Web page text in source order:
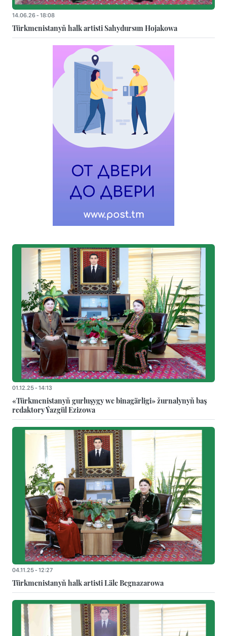
14.06.26 - 18:08
Türkmenistanyň halk artisti Sahydursun Hojakowa
01.12.25 - 14:13
«Türkmenistanyň gurluşygy we binagärligi» žurnalynyň baş
redaktory Ýazgül Ezizowa
04.11.25 - 12:27
Türkmenistanyň halk artisti Läle Begnazarowa